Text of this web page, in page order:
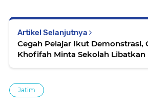
Artikel Selanjutnya
Cegah Pelajar Ikut Demonstrasi,
Khofifah Minta Sekolah
Jatim